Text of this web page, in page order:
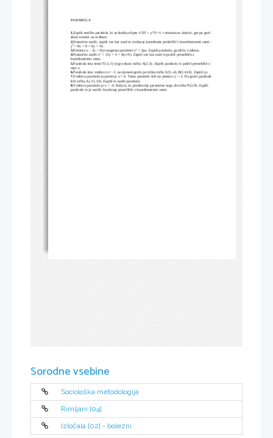
PARABOLA
1.Zapiši enačbo parabole, ki se dotika elipse x2/25 + y2/9 =1 v temenu na abscisi, gre pa graf
skozi temeni na ordinati.
2.Natančno nariši, zapiši vse kar znaš in zračunaj koordinate prešečišč s koordinatnimi osmi :
y2 + 8x + 9 = 6y + 16.
3.Premica x - 2y + 8 je tangenta parabole y2 = 2px. Zapiši parabolo, gorišče, vodnico.
4.Natančno nariši x2 + 12y + 4 = 4(x+9). Zapiši vse kar znaš in poišči presešišča s
koordinatnimi osmi.
5.Parabola ima teme T(-2,1) in gre skozi točko A(2,3). Zapiši parabolo in poišči presešišče z
osjo x.
6.Parabola ima vodnico x= -1, na njenem grafu pa ležita točki A(5,-4), B(14,14). Zapiši jo.
7.Vodnica parabole je premica x = 4. Teme parabole leži na premici y = 2. Na grafu parabole
leži točka A(-11,14). Zapiši in nariši parabolo.
8.Vodnica parabole je x = -4. Daljica, ki predstavlja parameter sega do točke P(2,8). Zapiši
parabolo in jo nariši: Izračunaj presečišče s koordinatnimi osmi.
Sorodne vsebine
Sociološka metodologija
Rimljani [04]
Izločala [02] - bolezni